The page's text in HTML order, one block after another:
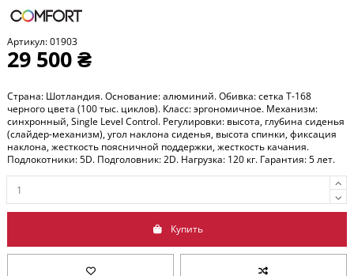
Артикул:01903
29 500 ₴
Страна: Шотландия. Основание: алюминий. Обивка: сетка T-168
черного цвета (100 тыс. циклов). Класс: эргономичное. Механизм:
синхронный, Single Level Control. Регулировки: высота, глубина сиденья
(слайдер-механизм), угол наклона сиденья, высота спинки, фиксация
наклона, жесткость поясничной поддержки, жесткость качания.
Подлокотники: 5D. Подголовник: 2D. Нагрузка: 120 кг. Гарантия: 5 лет.
Купить